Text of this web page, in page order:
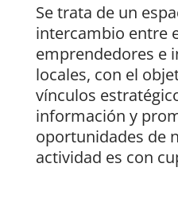
Se trata de un
intercambio entre
emprendedores e
locales, con el
vínculos
información y
oportunidades de
actividad es con